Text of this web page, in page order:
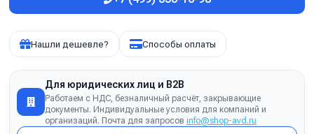
Нашли дешевле? Способы оплаты
Для юридических лиц и B2B
Работаем с НДС, безналичный расчёт, закрывающие
документы. Индивидуальные условия для компаний и
организаций. Почта для запросов info@shop-avd.ru